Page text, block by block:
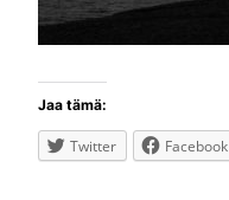
Jaa tämä:
Twitter Facebook